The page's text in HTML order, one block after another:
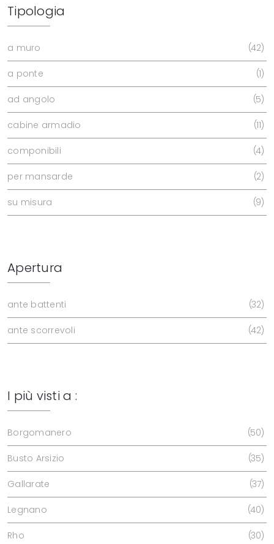
Tipologia
a muro 42
a ponte 1
ad angolo 5
cabine armadio 11
componibili 4
per mansarde 2
su misura 9
Apertura
ante battenti 32
ante scorrevoli 42
I più visti a :
Borgomanero 50
Busto Arsizio 35
Gallarate 37
Legnano 40
Rho 30